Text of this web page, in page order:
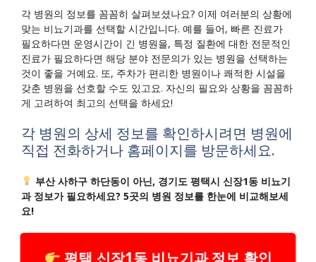
각 병원의 정보를 꼼꼼히 살펴보셨나요? 이제 여러분의 상황에
맞는 비뇨기과를 선택할 시간입니다. 예를 들어, 빠른 진료가
필요하다면 운영시간이 긴 병원을, 특정 질환에 대한 전문적인
진료가 필요하다면 해당 분야 전문의가 있는 병원을 선택하는
것이 좋을 거예요. 또, 주차가 편리한 병원이나 쾌적한 시설을
갖춘 병원을 선호할 수도 있고요. 자신의 필요와 상황을 꼼꼼하
게 고려하여 최고의 선택을 하세요!
각 병원의 상세 정보를 확인하시려면 병원에
직접 전화하거나 홈페이지를 방문하세요.
부산 사하구 하단동이 아닌, 경기도 평택시 신장1동 비뇨기
과 정보가 필요하세요? 5곳의 병원 정보를 한눈에 비교해보세
요!
평택 신장1동 비뇨기과 정보 확인